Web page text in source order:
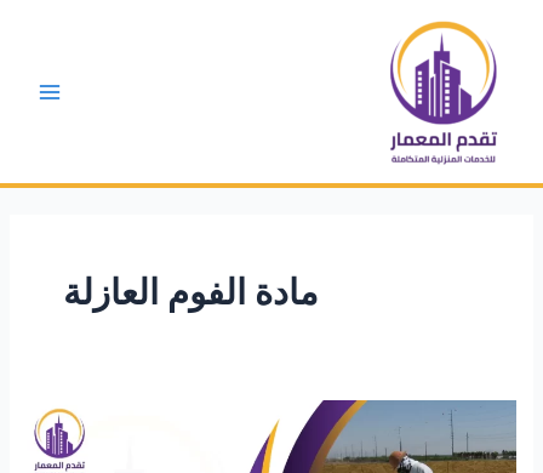
المحتوى
مادة الفوم العازلة